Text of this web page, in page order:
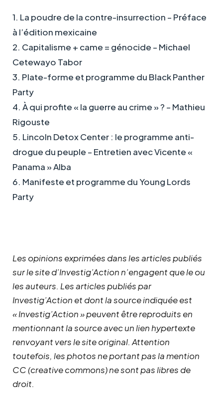
1. La poudre de la contre-insurrection – Préface
à l’édition mexicaine
2. Capitalisme + came = génocide – Michael
Cetewayo Tabor
3. Plate-forme et programme du Black Panther
Party
4. À qui profite « la guerre au crime » ? – Mathieu
Rigouste
5. Lincoln Detox Center : le programme anti-
drogue du peuple – Entretien avec Vicente «
Panama » Alba
6. Manifeste et programme du Young Lords
Party
Les opinions exprimées dans les articles publiés
sur le site d’Investig’Action n’engagent que le ou
les auteurs. Les articles publiés par
Investig’Action et dont la source indiquée est
« Investig’Action » peuvent être reproduits en
mentionnant la source avec un lien hypertexte
renvoyant vers le site original. Attention
toutefois, les photos ne portant pas la mention
CC (creative commons) ne sont pas libres de
droit.